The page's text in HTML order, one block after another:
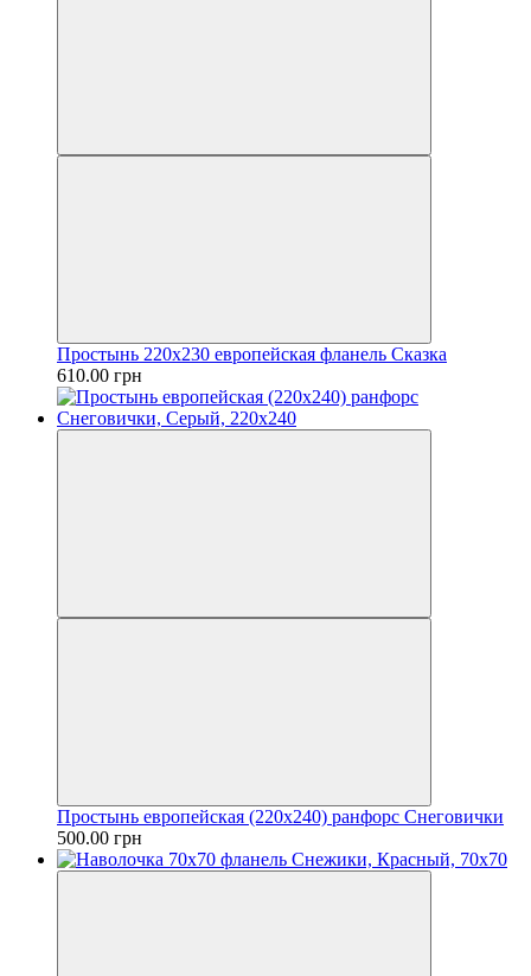
Простынь 220х230 европейская фланель Сказка
610.00 грн
Простынь европейская (220х240) ранфорс Снеговички
500.00 грн